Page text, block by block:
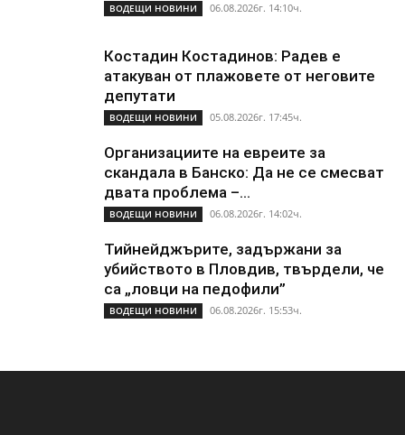
ВОДЕЩИ НОВИНИ 06.08.2026г. 14:10ч.
Костадин Костадинов: Радев е
атакуван от плажoвете от неговите
депутати
ВОДЕЩИ НОВИНИ 05.08.2026г. 17:45ч.
Организациите на евреите за
скандала в Банско: Да не се смесват
двата проблема –...
ВОДЕЩИ НОВИНИ 06.08.2026г. 14:02ч.
Тийнейджърите, задържани за
убийството в Пловдив, твърдели, че
са „ловци на педофили”
ВОДЕЩИ НОВИНИ 06.08.2026г. 15:53ч.